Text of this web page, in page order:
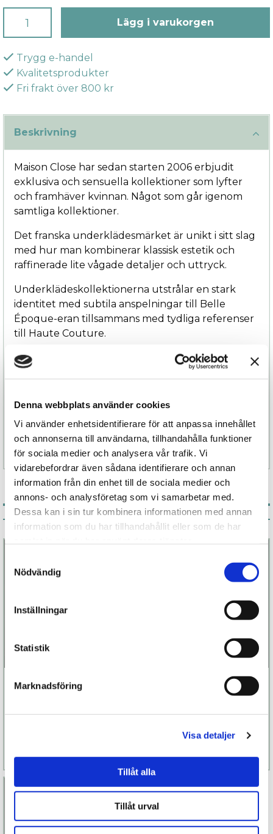
Denna webbplats använder cookies
Vi använder enhetsidentifierare för att anpassa innehållet
och annonserna till användarna, tillhandahålla funktioner
för sociala medier och analysera vår trafik. Vi
vidarebefordrar även sådana identifierare och annan
information från din enhet till de sociala medier och
annons- och analysföretag som vi samarbetar med.
Dessa kan i sin tur kombinera informationen med annan
information som du har tillhandahållit eller som de har
Nödvändig
Inställningar
Statistik
Marknadsföring
Visa detaljer
Tillåt alla
Tillåt urval
Lägg i varukorgen
Trygg e-handel
Kvalitetsprodukter
Fri frakt över 800 kr
Beskrivning
Maison Close har sedan starten 2006 erbjudit
exklusiva och sensuella kollektioner som lyfter
och framhäver kvinnan. Något som går igenom
samtliga kollektioner.
Det franska underklädesmärket är unikt i sitt slag
med hur man kombinerar klassisk estetik och
raffinerade lite vågade detaljer och uttryck.
Underklädeskollektionerna utstrålar en stark
identitet med subtila anspelningar till Belle
Époque-eran tillsammans med tydliga referenser
till Haute Couture.
Le Petit Secret Tong är en sexig stringtrosa med
låg midja och i öppen modell. Det finns även
samma kollektion.
Plagget som inte lämnar någon oberörd. En
lekfull accessoar lika vågad som vacker.
Associerade produkter
Le Petit Secret
Bra
499 kr
Köp
Läs mer
Le Petit Secret
499 kr
Finns fler alternativ
Köp
Läs mer